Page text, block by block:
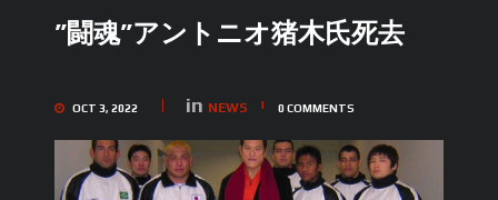
”闘魂”アントニオ猪木氏死去
OCT 3, 2022 in NEWS 0COMMENTS